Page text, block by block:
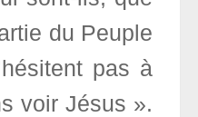
du Peuple
pas à
voir Jésus ».